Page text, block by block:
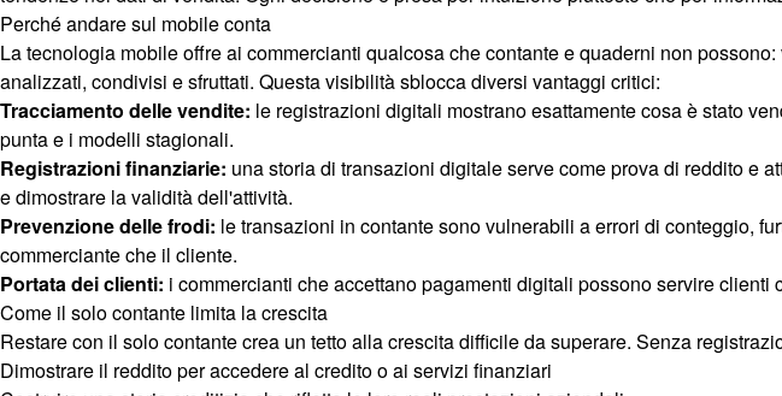
Perché andare sul mobile conta
La tecnologia mobile offre ai commercianti qualcosa che contante e quaderni non
analizzati, condivisi e sfruttati. Questa visibilità sblocca diversi vantaggi critici:
Tracciamento delle vendite: le registrazioni digitali mostrano esattamente cosa è stato
punta e i modelli stagionali.
Registrazioni finanziarie: una storia di transazioni digitale serve come prova di reddito e
e dimostrare la validità dell'attività.
Prevenzione delle frodi: le transazioni in contante sono vulnerabili a errori di conteggio,
commerciante che il cliente.
Portata dei clienti: i commercianti che accettano pagamenti digitali possono servire
Come il solo contante limita la crescita
Restare con il solo contante crea un tetto alla crescita difficile da superare. Senza
Dimostrare il reddito per accedere al credito o ai servizi finanziari